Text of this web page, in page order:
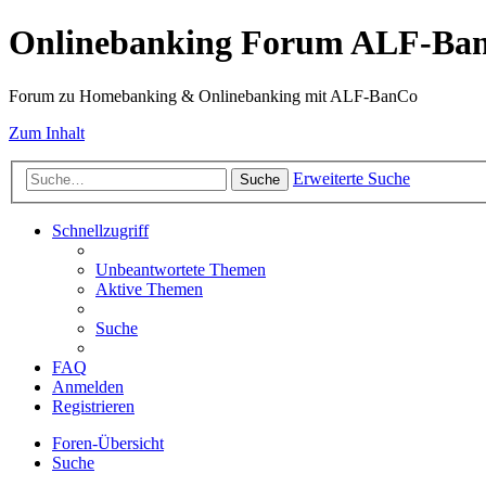
Onlinebanking Forum ALF-
Forum zu Homebanking & Onlinebanking mit ALF-BanCo
Zum Inhalt
Suche Erweiterte Suche
Schnellzugriff
Unbeantwortete Themen
Aktive Themen
Suche
FAQ
Anmelden
Registrieren
Foren-Übersicht
Suche